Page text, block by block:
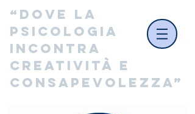
“Dove la
psicologia
incontra
creatività e
consapevolezza”